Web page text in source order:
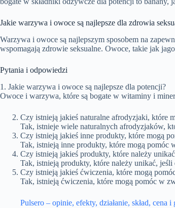
Jakie warzywa i owoce są najlepsze dla zdrowia
Warzywa i owoce są najlepszym sposobem na
wspomagają zdrowie seksualne. Owoce, takie jak
Pytania i odpowiedzi
1. Jakie warzywa i owoce są najlepsze dla potencji?
Owoce i warzywa, które są bogate w witaminy i
Czy istnieją jakieś naturalne afrodyzjaki, które
Tak, istnieje wiele naturalnych afrodyzjaków,
Czy istnieją jakieś inne produkty, które mogą
Tak, istnieją inne produkty, które mogą pomóc
Czy istnieją jakieś produkty, które należy
Tak, istnieją produkty, które należy unikać,
Czy istnieją jakieś ćwiczenia, które mogą
Tak, istnieją ćwiczenia, które mogą pomóc w
Pulsero – opinie, efekty, działanie, skład, cena